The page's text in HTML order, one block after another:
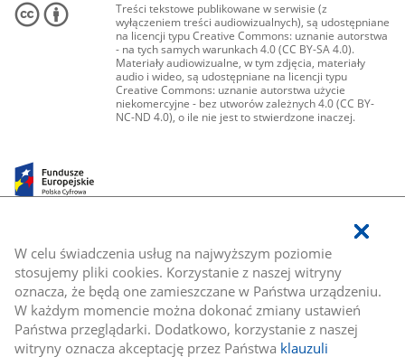
W celu świadczenia usług na najwyższym poziomie
stosujemy pliki cookies. Korzystanie z naszej witryny
oznacza, że będą one zamieszczane w Państwa urządzeniu.
W każdym momencie można dokonać zmiany ustawień
Państwa przeglądarki. Dodatkowo, korzystanie z naszej
witryny oznacza akceptację przez Państwa klauzuli
Treści tekstowe publikowane w serwisie (z
wyłączeniem treści audiowizualnych), są udostępniane
na licencji typu Creative Commons: uznanie autorstwa
- na tych samych warunkach 4.0 (CC BY-SA 4.0).
Materiały audiowizualne, w tym zdjęcia, materiały
audio i wideo, są udostępniane na licencji typu
Creative Commons: uznanie autorstwa użycie
niekomercyjne - bez utworów zależnych 4.0 (CC BY-
NC-ND 4.0), o ile nie jest to stwierdzone inaczej.